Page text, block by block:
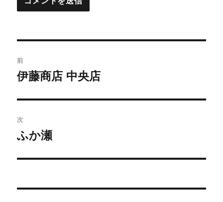
稿
ビ
ゲ
ー
前
前
投
稿:
伊藤商店 中央店
次
次
投
ふか瀬